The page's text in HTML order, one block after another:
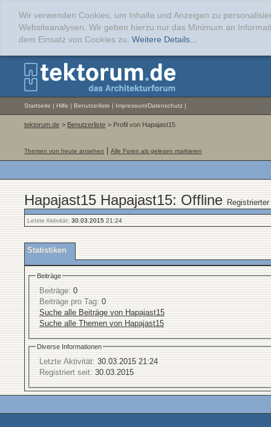
Wir verwenden Cookies, um Inhalte und Anzeigen zu
Websiteanalysen. Wir geben hierzu nur das Minimum an
dem Einsatz von Cookies zu. Weitere Details...
Startseite | Hilfe | Benutzerliste | Impressum/Datenschutz |
tektorum.de > Benutzerliste > Profil von Hapajast15
Themen von heute ansehen Alle Foren als gelesen markieren
Hapajast15 Hapajast15: Offline
Letzte Aktivität: 30.03.2015 21:24
Statistiken
Beiträge
Beiträge: 0
Beiträge pro Tag: 0
Suche alle Beiträge von Hapajast15
Suche alle Themen von Hapajast15
Diverse Informationen
Letzte Aktivität: 30.03.2015 21:24
Registriert seit: 30.03.2015